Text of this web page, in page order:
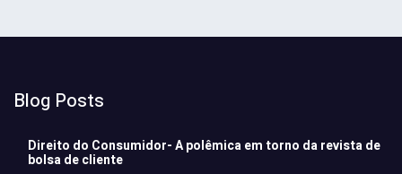
Blog Posts
Direito do Consumidor- A polêmica em torno da revista de
bolsa de cliente